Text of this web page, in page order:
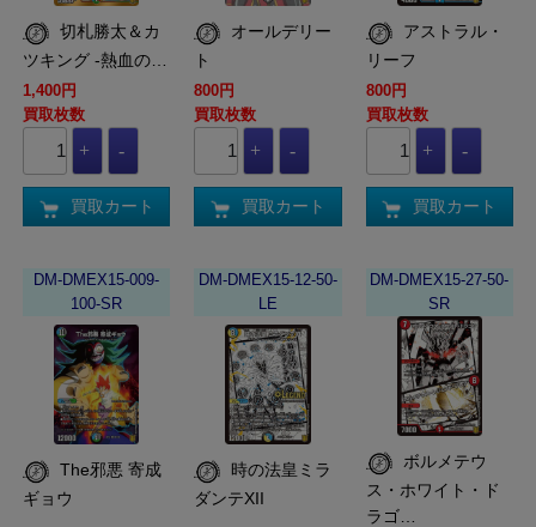
ツキング -熱血の…
1,400円
買取枚数
買取カート
ト
800円
買取枚数
買取カート
リーフ
800円
買取枚数
買取カート
DM-DMEX15-009-
100-SR
ギョウ
DM-DMEX15-12-50-
LE
ダンテXII
DM-DMEX15-27-50-
SR
ス・ホワイト・ド
ラゴ…